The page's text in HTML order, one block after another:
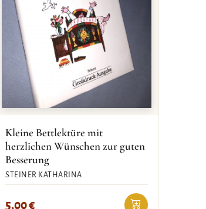
Kleine Bettlektüre mit
herzlichen Wünschen zur guten
Besserung
STEINER KATHARINA
5,00€